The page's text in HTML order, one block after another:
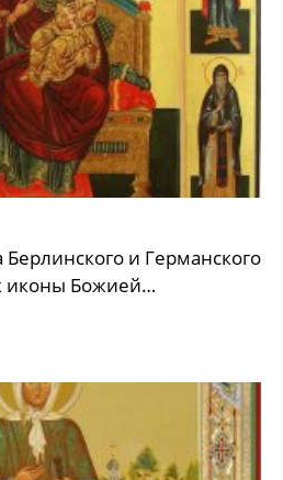
и Германского
иконы Божией…